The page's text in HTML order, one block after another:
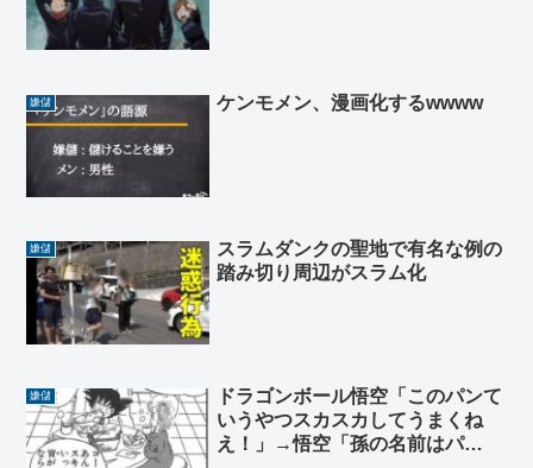
嫌儲 ケンモメン、漫画化するwwww
嫌儲
スラムダンクの聖地で有名な例の
踏み切り周辺がスラム化
嫌儲
ドラゴンボール悟空「このパンて
いうやつスカスカしてうまくね
え！」→悟空「孫の名前はパ